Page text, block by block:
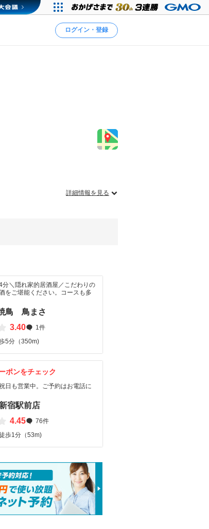
ログイン・登録
詳細情報を見る
分＼隠れ家的居酒屋／こだわりの
をご堪能ください。コースも多
鳥 鳥まさ
3.40
1件
5分（350m)
ポンをチェック
日も営業中。ご予約はお電話に
宿駅前店
4.45
76件
歩1分（53m)